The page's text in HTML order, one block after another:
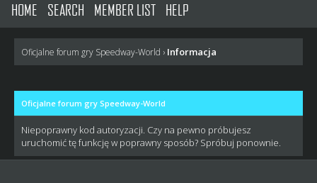
HOME SEARCH MEMBER LIST HELP
Oficjalne forum gry Speedway-World › Informacja
Oficjalne forum gry Speedway-World
Niepoprawny kod autoryzacji. Czy na pewno próbujesz
uruchomić tę funkcję w poprawny sposób? Spróbuj ponownie.